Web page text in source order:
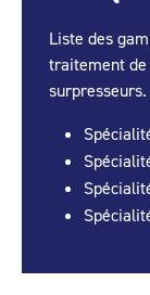
Liste des
traitement de
surpresseurs.